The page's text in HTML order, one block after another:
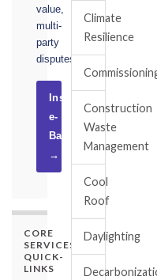
value,
multi-
party
disputes.
Instruct
e-
Basel
→
CORE
SERVICES
QUICK-
LINKS
Climate
Resilience
Construction
Waste
Management
Cool
Roof
Daylighting